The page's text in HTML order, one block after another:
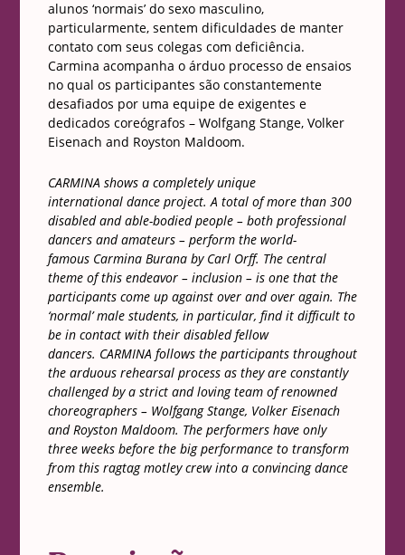
alunos ‘normais’ do sexo masculino,
particularmente, sentem dificuldades de manter
contato com seus colegas com deficiência.
Carmina acompanha o árduo processo de ensaios
no qual os participantes são constantemente
desafiados por uma equipe de exigentes e
dedicados coreógrafos – Wolfgang Stange, Volker
Eisenach and Royston Maldoom.
CARMINA shows a completely unique
international dance project. A total of more than 300
disabled and able-bodied people – both professional
dancers and amateurs – perform the world-
famous Carmina Burana by Carl Orff. The central
theme of this endeavor – inclusion – is one that the
participants come up against over and over again. The
‘normal’ male students, in particular, find it difficult to
be in contact with their disabled fellow
dancers. CARMINA follows the participants throughout
the arduous rehearsal process as they are constantly
challenged by a strict and loving team of renowned
choreographers – Wolfgang Stange, Volker Eisenach
and Royston Maldoom. The performers have only
three weeks before the big performance to transform
from this ragtag motley crew into a convincing dance
ensemble.